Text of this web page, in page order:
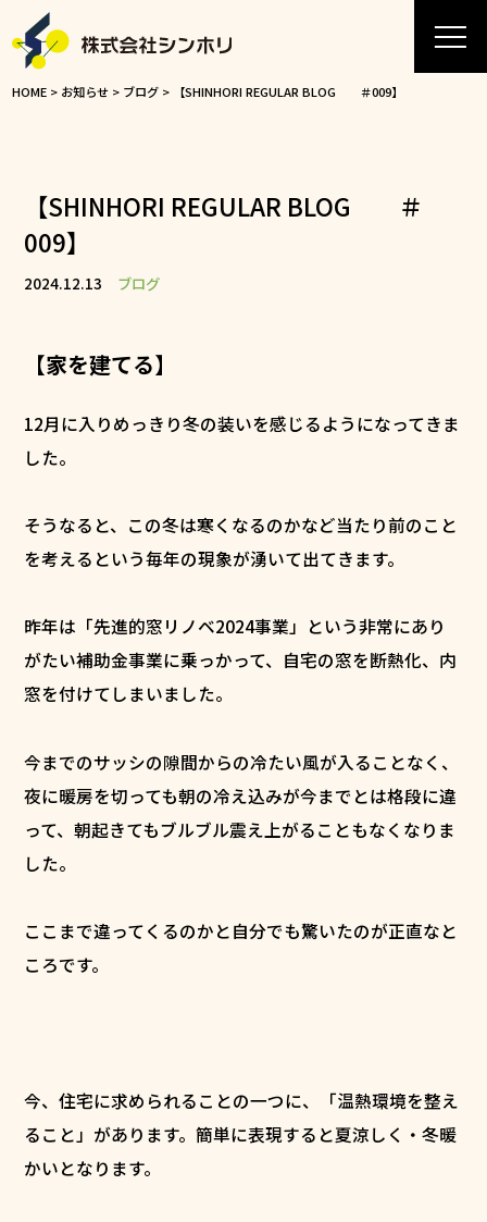
HOME > お知らせ > ブログ > 【SHINHORI REGULAR BLOG ＃009】
【SHINHORI REGULAR BLOG ＃
009】
2024.12.13 ブログ
【家を建てる】
12月に入りめっきり冬の装いを感じるようになってきま
した。
そうなると、この冬は寒くなるのかなど当たり前のこと
を考えるという毎年の現象が湧いて出てきます。
昨年は「先進的窓リノベ2024事業」という非常にあり
がたい補助金事業に乗っかって、自宅の窓を断熱化、内
窓を付けてしまいました。
今までのサッシの隙間からの冷たい風が入ることなく、
夜に暖房を切っても朝の冷え込みが今までとは格段に違
って、朝起きてもブルブル震え上がることもなくなりま
した。
ここまで違ってくるのかと自分でも驚いたのが正直なと
ころです。
今、住宅に求められることの一つに、「温熱環境を整え
ること」があります。簡単に表現すると夏涼しく・冬暖
かいとなります。